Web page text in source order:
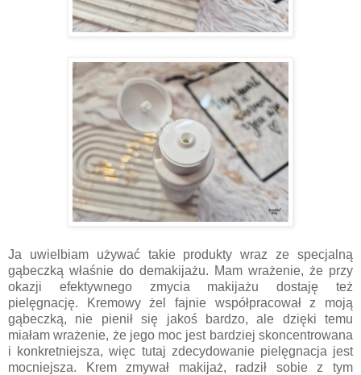
Ja uwielbiam używać takie produkty wraz ze specjalną
gąbeczką właśnie do demakijażu. Mam wrażenie, że przy
okazji efektywnego zmycia makijażu dostaję też
pielęgnację. Kremowy żel fajnie współpracował z moją
gąbeczką, nie pienił się jakoś bardzo, ale dzięki temu
miałam wrażenie, że jego moc jest bardziej skoncentrowana
i konkretniejsza, więc tutaj zdecydowanie pielęgnacja jest
mocniejsza. Krem zmywał makijaż, radził sobie z tym